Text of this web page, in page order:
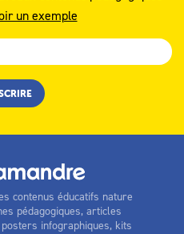
un exemple
contenus éducatifs nature
pédagogiques, articles
infographiques, kits